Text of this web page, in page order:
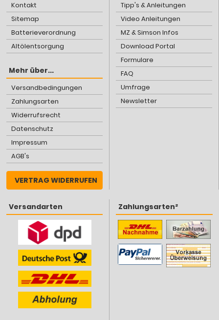
Kontakt
Sitemap
Batterieverordnung
Altölentsorgung
Mehr über...
Versandbedingungen
Zahlungsarten
Widerrufsrecht
Datenschutz
Impressum
AGB's
VERTRAG WIDERRUFEN
Tipp's & Anleitungen
Video Anleitungen
MZ & Simson Infos
Download Portal
Formulare
FAQ
Umfrage
Newsletter
Versandarten Zahlungsarten²